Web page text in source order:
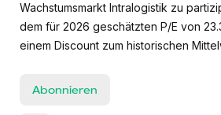
Wachstumsmarkt Intralogistik zu
dem für 2026 geschätzten P/E von
einem Discount zum historischen
Abonnieren